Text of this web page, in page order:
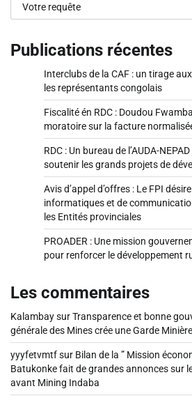
Publications récentes
Interclubs de la CAF : un tirage
les représentants congolais
Fiscalité én RDC : Doudou
moratoire sur la facture
RDC : Un bureau de l’AUDA-
soutenir les grands projets de
Avis d’appel d’offres : Le FPI
informatiques et de
les Entités provinciales
PROADER : Une mission
pour renforcer le développement
Les commentaires
KalambaysurTransparence et bonne
générale des Mines crée une Garde Minière
yyyfetvmtfsur Bilan de la ” Mission
Batukonke fait de grandes annonces sur
avant Mining Indaba